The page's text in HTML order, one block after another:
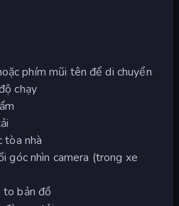
phím mũi tên để di chuyển
chạy
tòa nhà
góc nhìn camera (trong xe
to bản đồ